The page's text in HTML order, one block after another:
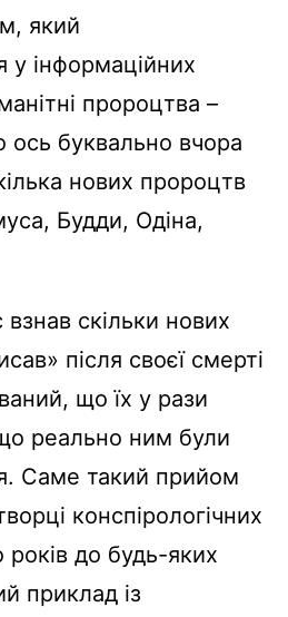
який
у інформаційних
пророцтва –
буквально вчора
нових пророцтв
Будди, Одіна,
скільки нових
після своєї смерті
що їх у рази
реально ним були
Саме такий прийом
конспірологічних
років до будь-яких
приклад із